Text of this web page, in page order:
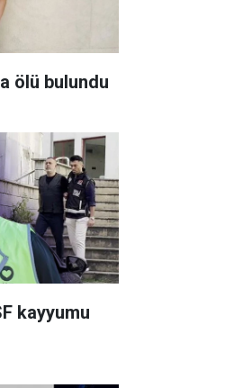
ölü bulundu
kayyumu